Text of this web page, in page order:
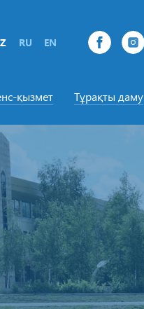
RU EN
қызмет Тұрақты даму